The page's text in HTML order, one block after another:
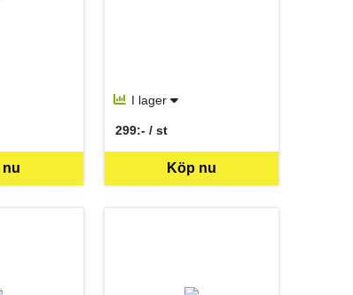
nu
I lager
Köp nu
299:- / st
SEK per ST